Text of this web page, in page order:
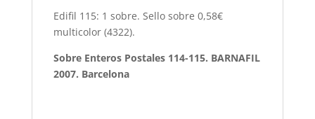
Edifil 115: 1 sobre. Sello sobre 0,58€
multicolor (4322).
Sobre Enteros Postales 114-115. BARNAFIL
2007. Barcelona